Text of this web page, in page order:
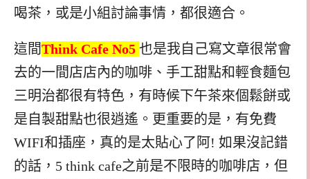
喝茶，或是小組討論事情，都很適合。
這間Think Cafe No5 也是我自己寫文章很常會
去的一間店店內的咖啡、手工甜點和輕食麵包
三明治都很有特色，有時候下午茶來個鬆餅或
是自製甜點也很逍遙。更重要的是，有免費
WIFI和插座，真的是太貼心了阿! 如果沒記錯
的話，5 think cafe之前是不限時的咖啡店，但